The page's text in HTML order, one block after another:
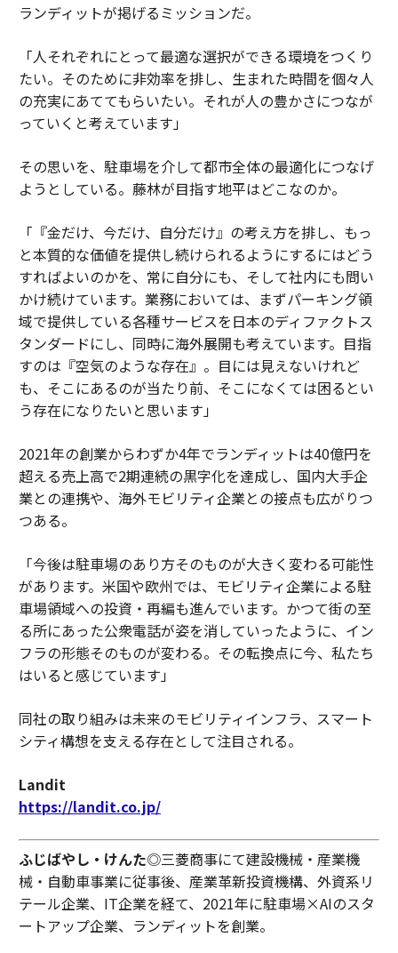
ランディットが掲げるミッションだ。
「人それぞれにとって最適な選択ができる環境をつくり
たい。そのために非効率を排し、生まれた時間を個々人
の充実にあててもらいたい。それが人の豊かさにつなが
っていくと考えています」
その思いを、駐車場を介して都市全体の最適化につなげ
ようとしている。藤林が目指す地平はどこなのか。
「『金だけ、今だけ、自分だけ』の考え方を排し、もっ
と本質的な価値を提供し続けられるようにするにはどう
すればよいのかを、常に自分にも、そして社内にも問い
かけ続けています。業務においては、まずパーキング領
域で提供している各種サービスを日本のディファクトス
タンダードにし、同時に海外展開も考えています。目指
すのは『空気のような存在』。目には見えないけれど
も、そこにあるのが当たり前、そこになくては困るとい
う存在になりたいと思います」
2021年の創業からわずか4年でランディットは40億円を
超える売上高で2期連続の黒字化を達成し、国内大手企
業との連携や、海外モビリティ企業との接点も広がりつ
つある。
「今後は駐車場のあり方そのものが大きく変わる可能性
があります。米国や欧州では、モビリティ企業による駐
車場領域への投資・再編も進んでいます。かつて街の至
る所にあった公衆電話が姿を消していったように、イン
フラの形態そのものが変わる。その転換点に今、私たち
はいると感じています」
同社の取り組みは未来のモビリティインフラ、スマート
シティ構想を支える存在として注目される。
Landit
https://landit.co.jp/
ふじばやし・けんた◎三菱商事にて建設機械・産業機
械・自動車事業に従事後、産業革新投資機構、外資系リ
テール企業、IT企業を経て、2021年に駐車場×AIのスタ
ートアップ企業、ランディットを創業。